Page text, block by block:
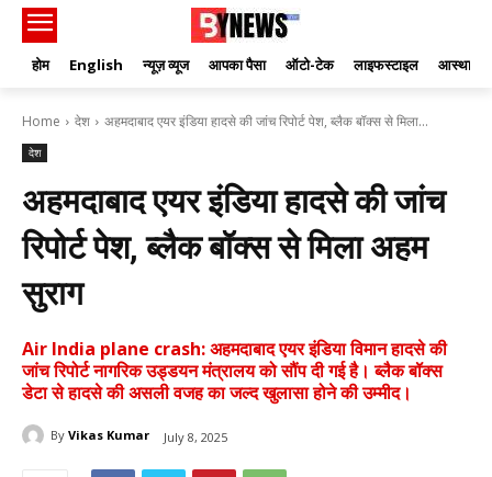
होम English न्यूज़ व्यूज आपका पैसा ऑटो-टेक लाइफस्टाइल आस्था
Home देश अहमदाबाद एयर इंडिया हादसे की जांच रिपोर्ट पेश, ब्लैक बॉक्स से मिला...
देश
अहमदाबाद एयर इंडिया हादसे की जांच
रिपोर्ट पेश, ब्लैक बॉक्स से मिला अहम
सुराग
Air India plane crash: अहमदाबाद एयर इंडिया विमान हादसे की
जांच रिपोर्ट नागरिक उड्डयन मंत्रालय को सौंप दी गई है। ब्लैक बॉक्स
डेटा से हादसे की असली वजह का जल्द खुलासा होने की उम्मीद।
By Vikas Kumar July 8, 2025